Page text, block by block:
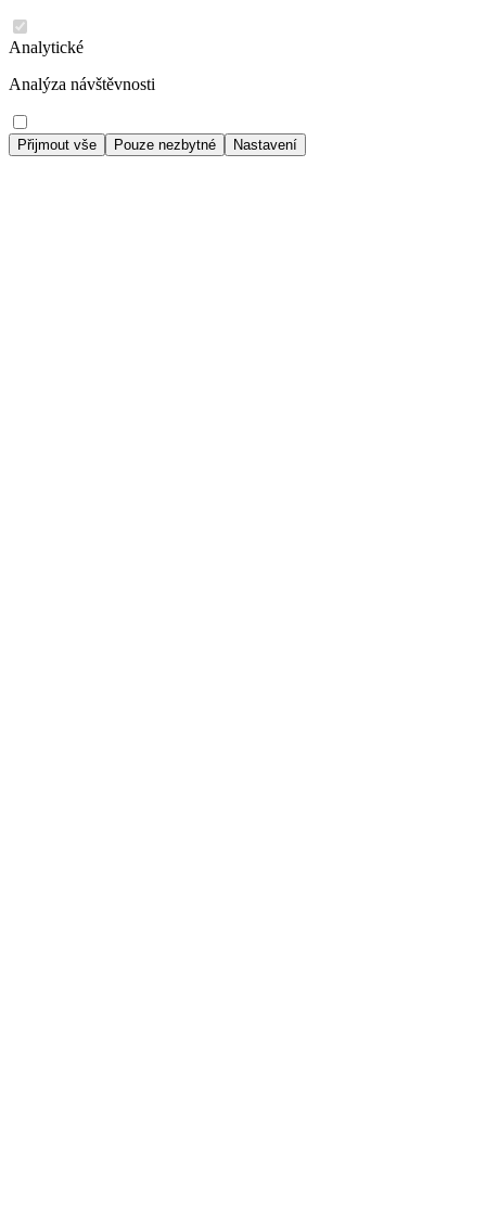
Analytické
Analýza návštěvnosti
Přijmout vše Pouze nezbytné Nastavení